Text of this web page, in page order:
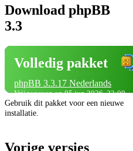
Download phpBB
3.3
Volledig pakket
phpBB 3.3.17 Nederlands
Vrijgegeven op 05 jun 2026, 23:00
Gebruik dit pakket voor een nieuwe
installatie.
Vorige versies